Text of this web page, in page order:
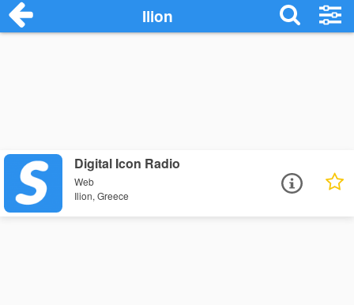
Ilion
Digital Icon Radio
Web
Ilion, Greece